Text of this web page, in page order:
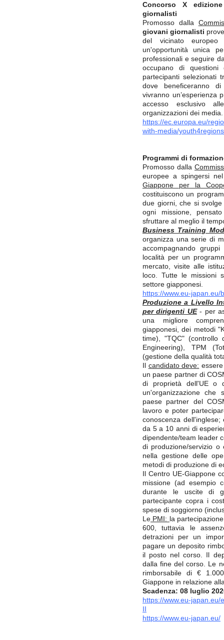
Concorso X
giornalisti
Promosso dalla
giovani giornalisti
del vicinato
un'opportunità unica
professionali e seguire
occupano di
partecipanti selezionati
dove beneficeranno
vivranno un’esperienza
accesso esclusivo
organizzazioni dei
https://ec.europa.eu/
with-media/
Programmi di
Promosso dalla
europee a spingersi
Giappone per la
costituiscono un
due giorni, che si
ogni missione,
sfruttare al meglio il
Business Training
organizza una serie di
accompagnando
località per un
mercato, visite alle
loco. Tutte le missioni
settore giapponesi.
https://www.eu-
Produzione a Livello
per dirigenti UE- per
una migliore
giapponesi, dei metodi
time), "TQC" (controllo
Engineering), TPM
(gestione della qualità
Il candidato deve:
un paese partner di
di proprietà dell'UE o
un'organizzazione
paese partner del
lavoro e poter
conoscenza
da 5 a 10 anni di
dipendente/team leader
di produzione/servizio
nella gestione delle
metodi di produzione di
Il Centro UE-Giappone
missione (ad esempio
durante le uscite di
partecipante copra i
spese di soggiorno
Le PMI: la
600, tuttavia le
detrazioni per un
pagare un deposito
il posto nel corso. Il
dalla fine del corso. Le
rimborsabile di €
Giappone in relazione
Scadenza: 08 luglio
https://www.eu-
II
https://www.eu-japan.eu/